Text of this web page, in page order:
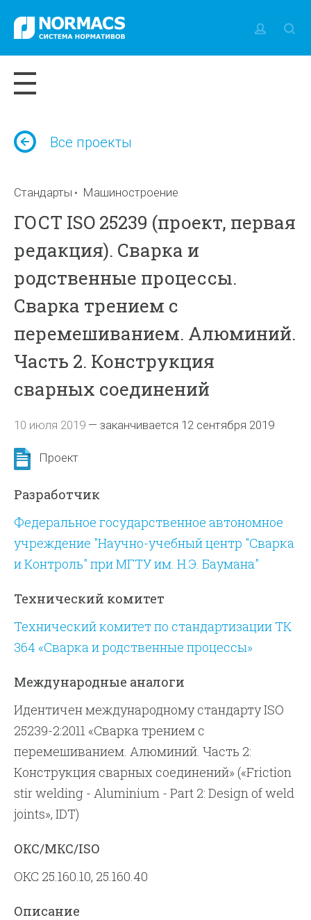
Все проекты
Стандарты Машиностроение
ГОСТ ISO 25239 (проект, первая
редакция). Сварка и
родственные процессы.
Сварка трением с
перемешиванием. Алюминий.
Часть 2. Конструкция
сварных соединений
10 июля 2019 —заканчивается 12 сентября 2019
Проект
Разработчик
Федеральное государственное автономное
учреждение "Научно-учебный центр "Сварка
и Контроль" при МГТУ им. Н.Э. Баумана"
Технический комитет
Технический комитет по стандартизации ТК
364 «Сварка и родственные процессы»
Международные аналоги
Идентичен международному стандарту ISO
25239-2:2011 «Сварка трением с
перемешиванием. Алюминий. Часть 2:
Конструкция сварных соединений» («Friction
stir welding - Aluminium - Part 2: Design of weld
joints», IDT)
ОКС/МКС/ISO
ОКС 25.160.10, 25.160.40
Описание